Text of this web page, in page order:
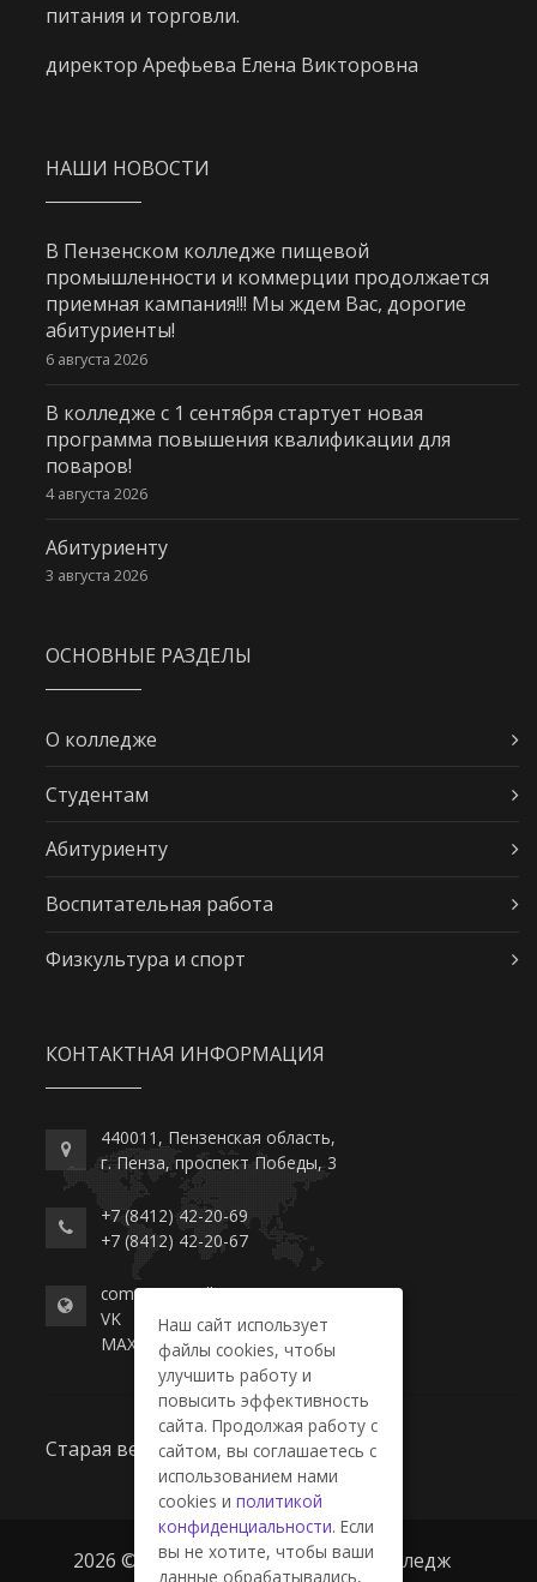
питания и торговли.
директор Арефьева Елена Викторовна
НАШИ НОВОСТИ
В Пензенском колледже пищевой
промышленности и коммерции продолжается
приемная кампания!!! Мы ждем Вас, дорогие
абитуриенты!
6 августа 2026
В колледже с 1 сентября стартует новая
программа повышения квалификации для
поваров!
4 августа 2026
Абитуриенту
3 августа 2026
ОСНОВНЫЕ РАЗДЕЛЫ
О колледже
Студентам
Абитуриенту
Воспитательная работа
Физкультура и спорт
КОНТАКТНАЯ ИНФОРМАЦИЯ
440011, Пензенская область,
г. Пенза, проспект Победы, 3
+7 (8412) 42-20-69
+7 (8412) 42-20-67
commerce-college.ru
VK
MAX
Старая версия сайта
2026 © ГАПОУ ПО "Пензенский колледж
Наш сайт использует
файлы cookies, чтобы
улучшить работу и
повысить эффективность
сайта. Продолжая работу с
сайтом, вы соглашаетесь с
использованием нами
cookies и политикой
конфиденциальности. Если
вы не хотите, чтобы ваши
данные обрабатывались,